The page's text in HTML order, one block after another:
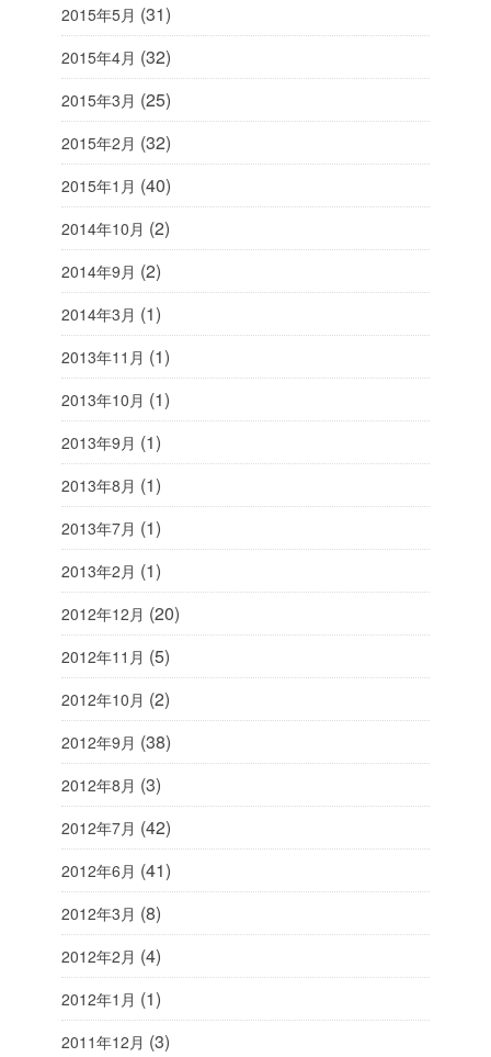
2015年5月 (31)
2015年4月 (32)
2015年3月 (25)
2015年2月 (32)
2015年1月 (40)
2014年10月 (2)
2014年9月 (2)
2014年3月 (1)
2013年11月 (1)
2013年10月 (1)
2013年9月 (1)
2013年8月 (1)
2013年7月 (1)
2013年2月 (1)
2012年12月 (20)
2012年11月 (5)
2012年10月 (2)
2012年9月 (38)
2012年8月 (3)
2012年7月 (42)
2012年6月 (41)
2012年3月 (8)
2012年2月 (4)
2012年1月 (1)
2011年12月 (3)